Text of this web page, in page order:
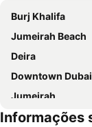
Burj Khalifa
Jumeirah Beach
Deira
Downtown Dubai
Jumeirah
Dubai World
Informações